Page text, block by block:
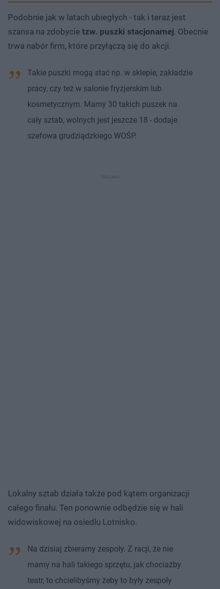
Podobnie jak w latach ubiegłych - tak i teraz jest
szansa na zdobycie tzw. puszki stacjonarnej. Obecnie
trwa nabór firm, które przyłączą się do akcji.
Takie puszki mogą stać np. w sklepie, zakładzie
pracy, czy też w salonie fryzjerskim lub
kosmetycznym. Mamy 30 takich puszek na
cały sztab, wolnych jest jeszcze 18 - dodaje
szefowa grudziądzkiego WOŚP.
Lokalny sztab działa także pod kątem organizacji
całego finału. Ten ponownie odbędzie się w hali
widowiskowej na osiedlu Lotnisko.
Na dzisiaj zbieramy zespoły. Z racji, że nie
mamy na hali takiego sprzętu, jak chociażby
teatr, to chcielibyśmy żeby to były zespoły